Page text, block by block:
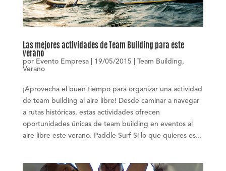
Las mejores actividades de Team Building para este
verano
por Evento Empresa| 19/05/2015 Team Building,
Verano
¡Aprovecha el buen tiempo para organizar una actividad
de team building al aire libre! Desde caminar a navegar
a rutas históricas, estas actividades ofrecen
oportunidades únicas de team building en eventos al
aire libre este verano. Paddle Surf Si lo que quieres es...